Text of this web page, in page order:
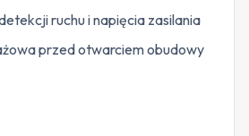
ruchu i napięcia zasilania
przed otwarciem obudowy